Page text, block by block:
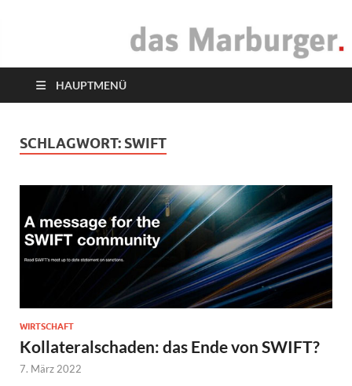
das Marburger.
HAUPTMENÜ
SCHLAGWORT: SWIFT
WIRTSCHAFT
Kollateralschaden: das Ende von SWIFT?
7. März 2022